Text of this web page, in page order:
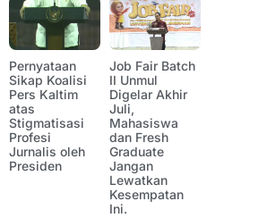
Pernyataan
Sikap Koalisi
Pers Kaltim
atas
Stigmatisasi
Profesi
Jurnalis oleh
Presiden
Job Fair Batch
II Unmul
Digelar Akhir
Juli,
Mahasiswa
dan Fresh
Graduate
Jangan
Lewatkan
Kesempatan
Ini.